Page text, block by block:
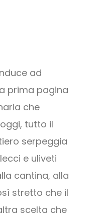
ad
prima pagina
che
tutto il
serpeggia
e uliveti
cantina, alla
stretto che il
scelta che